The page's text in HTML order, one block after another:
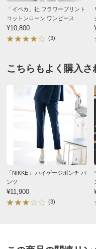
■立体的なパターンの為
サイズ（cm）
サイズ記号
バスト（適応）
着丈
肩幅
袖付幅（袖ぐり幅）
（上物）裾回り
ウエスト
ウエスト(適応)
ヒップ(適応)
サイズ記号
作りなので、きつく
いので少し丈を直すこ
2026/05/27
すべ
「イペカ」社 フラワープリント
コットンローン ワンピース
¥10,800
(3)
こちらもよく購入さ
「NIKKE」 ハイゲージポンチ パ
ンツ
¥11,900
(3)